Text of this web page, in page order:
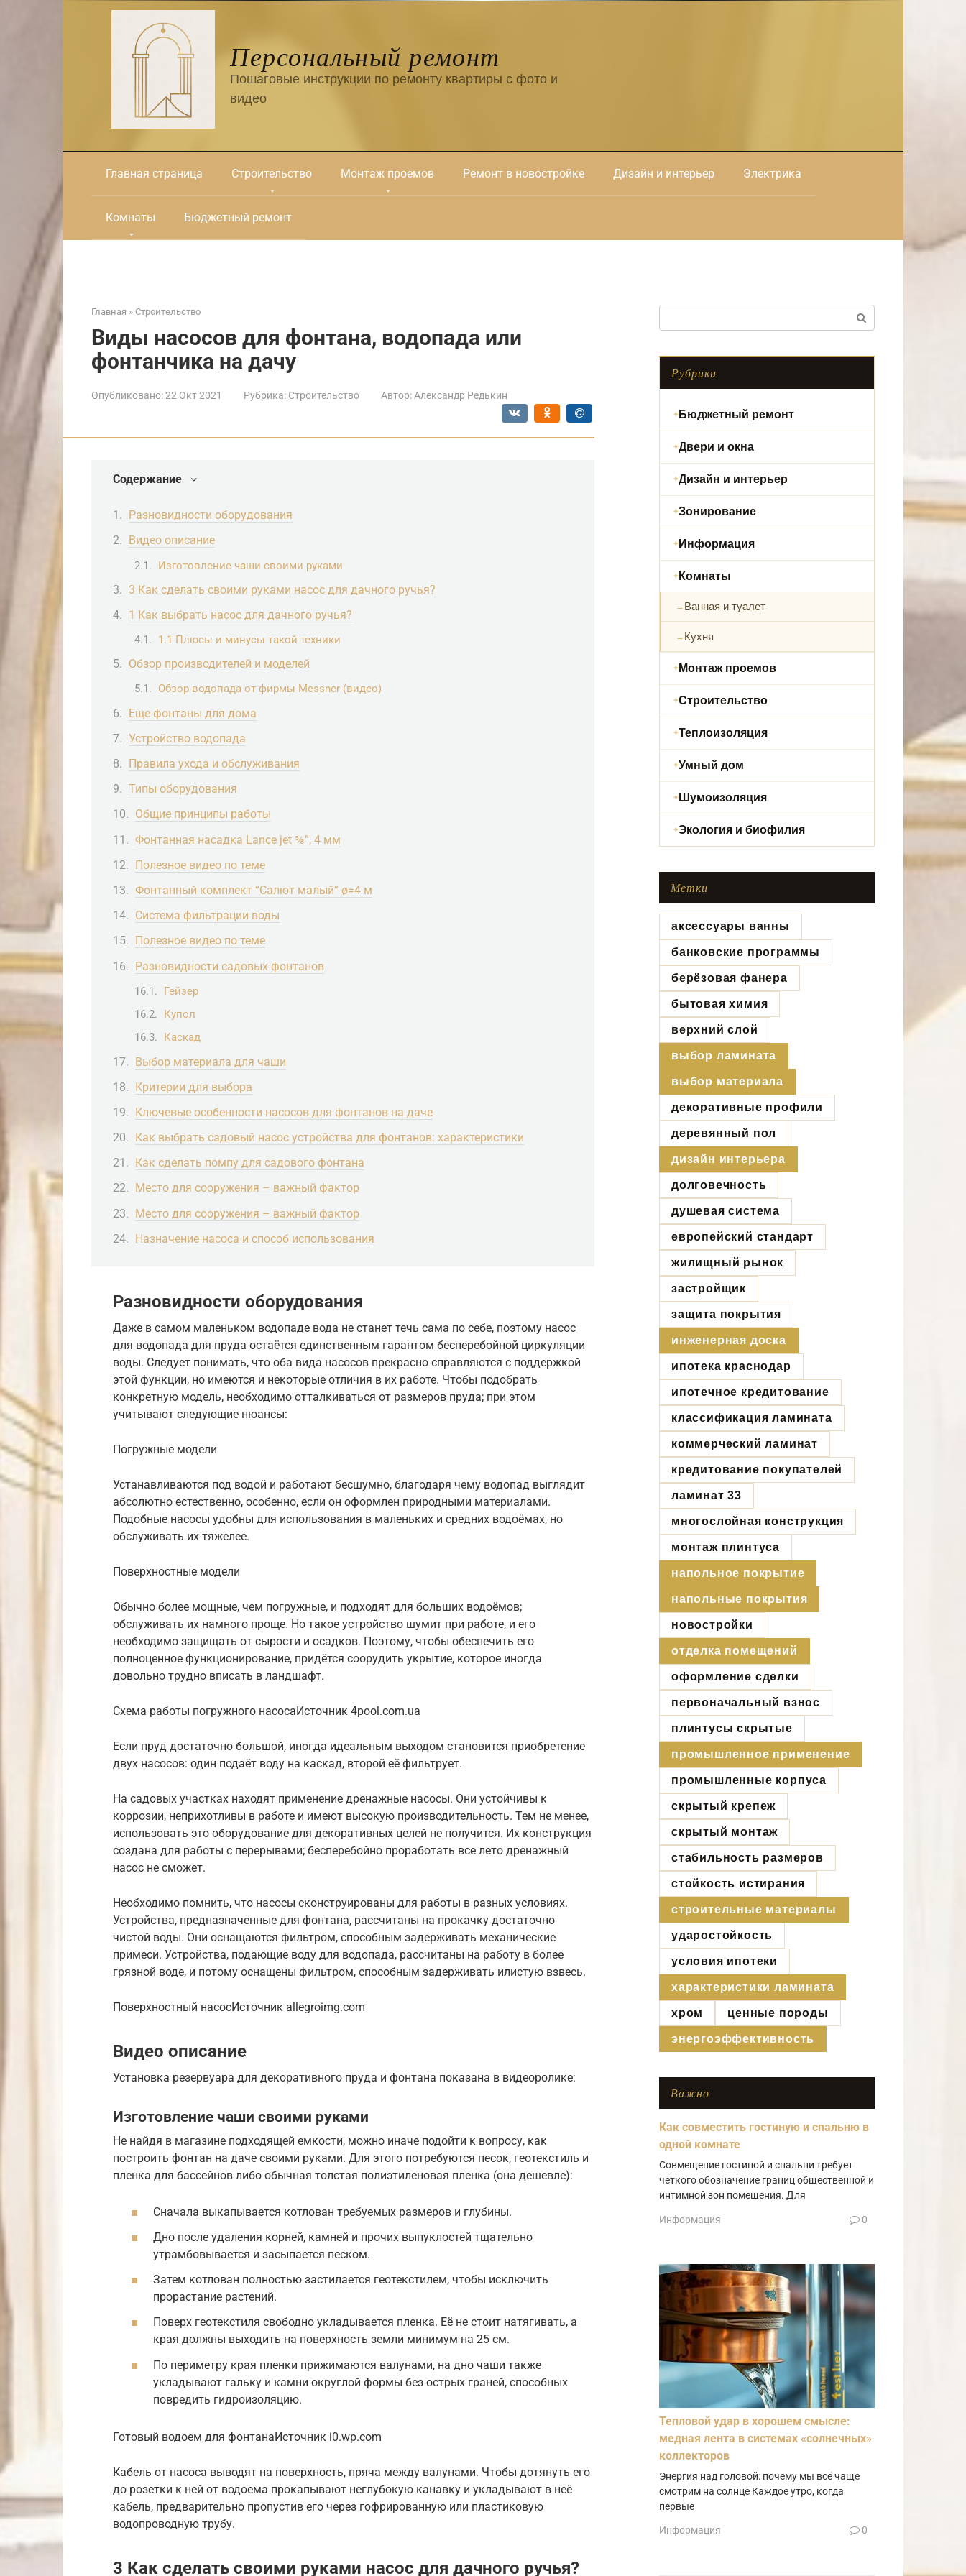
Персональный ремонт
Пошаговые инструкции по ремонту квартиры с фото и
видео
Главная страница Строительство Монтаж проемов Ремонт в новостройке Дизайн и интерьер Электрика
Комнаты Бюджетный ремонт
Главная » Строительство
Виды насосов для фонтана, водопада или
фонтанчика на дачу
Опубликовано:22 Окт 2021 Рубрика: Строительство Автор: Александр Редькин
Содержание
Разновидности оборудования
Видео описание
Изготовление чаши своими руками
3 Как сделать своими руками насос для дачного ручья?
1 Как выбрать насос для дачного ручья?
1.1 Плюсы и минусы такой техники
Обзор производителей и моделей
Обзор водопада от фирмы Messner (видео)
Еще фонтаны для дома
Устройство водопада
Правила ухода и обслуживания
Типы оборудования
Общие принципы работы
Фонтанная насадка Lance jet ⅜”, 4 мм
Полезное видео по теме
Фонтанный комплект “Салют малый” ø=4 м
Система фильтрации воды
Полезное видео по теме
Разновидности садовых фонтанов
Гейзер
Купол
Каскад
Выбор материала для чаши
Критерии для выбора
Ключевые особенности насосов для фонтанов на даче
Как выбрать садовый насос устройства для фонтанов: характеристики
Как сделать помпу для садового фонтана
Место для сооружения – важный фактор
Место для сооружения – важный фактор
Назначение насоса и способ использования
Разновидности оборудования
Даже в самом маленьком водопаде вода не станет течь сама по себе, поэтому насос
для водопада для пруда остаётся единственным гарантом бесперебойной циркуляции
воды. Следует понимать, что оба вида насосов прекрасно справляются с поддержкой
этой функции, но имеются и некоторые отличия в их работе. Чтобы подобрать
конкретную модель, необходимо отталкиваться от размеров пруда; при этом
учитывают следующие нюансы:
Погружные модели
Устанавливаются под водой и работают бесшумно, благодаря чему водопад выглядит
абсолютно естественно, особенно, если он оформлен природными материалами.
Подобные насосы удобны для использования в маленьких и средних водоёмах, но
обслуживать их тяжелее.
Поверхностные модели
Обычно более мощные, чем погружные, и подходят для больших водоёмов;
обслуживать их намного проще. Но такое устройство шумит при работе, и его
необходимо защищать от сырости и осадков. Поэтому, чтобы обеспечить его
полноценное функционирование, придётся соорудить укрытие, которое иногда
довольно трудно вписать в ландшафт.
Схема работы погружного насосаИсточник 4pool.com.ua
Если пруд достаточно большой, иногда идеальным выходом становится приобретение
двух насосов: один подаёт воду на каскад, второй её фильтрует.
На садовых участках находят применение дренажные насосы. Они устойчивы к
коррозии, неприхотливы в работе и имеют высокую производительность. Тем не менее,
использовать это оборудование для декоративных целей не получится. Их конструкция
создана для работы с перерывами; бесперебойно проработать все лето дренажный
насос не сможет.
Необходимо помнить, что насосы сконструированы для работы в разных условиях.
Устройства, предназначенные для фонтана, рассчитаны на прокачку достаточно
чистой воды. Они оснащаются фильтром, способным задерживать механические
примеси. Устройства, подающие воду для водопада, рассчитаны на работу в более
грязной воде, и потому оснащены фильтром, способным задерживать илистую взвесь.
Поверхностный насосИсточник allegroimg.com
Видео описание
Установка резервуара для декоративного пруда и фонтана показана в видеоролике:
Изготовление чаши своими руками
Не найдя в магазине подходящей емкости, можно иначе подойти к вопросу, как
построить фонтан на даче своими руками. Для этого потребуются песок, геотекстиль и
пленка для бассейнов либо обычная толстая полиэтиленовая пленка (она дешевле):
Сначала выкапывается котлован требуемых размеров и глубины.
Дно после удаления корней, камней и прочих выпуклостей тщательно
утрамбовывается и засыпается песком.
Затем котлован полностью застилается геотекстилем, чтобы исключить
прорастание растений.
Поверх геотекстиля свободно укладывается пленка. Её не стоит натягивать, а
края должны выходить на поверхность земли минимум на 25 см.
По периметру края пленки прижимаются валунами, на дно чаши также
укладывают гальку и камни округлой формы без острых граней, способных
повредить гидроизоляцию.
Готовый водоем для фонтанаИсточник i0.wp.com
Кабель от насоса выводят на поверхность, пряча между валунами. Чтобы дотянуть его
до розетки к ней от водоема прокапывают неглубокую канавку и укладывают в неё
кабель, предварительно пропустив его через гофрированную или пластиковую
водопроводную трубу.
3 Как сделать своими руками насос для дачного ручья?
Рубрики
Бюджетный ремонт
Двери и окна
Дизайн и интерьер
Зонирование
Информация
Комнаты
Ванная и туалет
Кухня
Монтаж проемов
Строительство
Теплоизоляция
Умный дом
Шумоизоляция
Экология и биофилия
Метки
аксессуары ванны
банковские программы
берёзовая фанера
бытовая химия
верхний слой
выбор ламината
выбор материала
декоративные профили
деревянный пол
дизайн интерьера
долговечность
душевая система
европейский стандарт
жилищный рынок
застройщик
защита покрытия
инженерная доска
ипотека краснодар
ипотечное кредитование
классификация ламината
коммерческий ламинат
кредитование покупателей
ламинат 33
многослойная конструкция
монтаж плинтуса
напольное покрытие
напольные покрытия
новостройки
отделка помещений
оформление сделки
первоначальный взнос
плинтусы скрытые
промышленное применение
промышленные корпуса
скрытый крепеж
скрытый монтаж
стабильность размеров
стойкость истирания
строительные материалы
ударостойкость
условия ипотеки
характеристики ламината
хром ценные породы
энергоэффективность
Важно
Как совместить гостиную и спальню в
одной комнате
Совмещение гостиной и спальни требует
четкого обозначение границ общественной и
интимной зон помещения. Для
Информация 0
Тепловой удар в хорошем смысле:
медная лента в системах «солнечных»
коллекторов
Энергия над головой: почему мы всё чаще
смотрим на солнце Каждое утро, когда
первые
Информация 0